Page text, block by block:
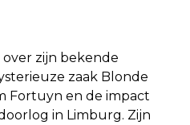
zijn bekende
zaak Blonde
Fortuyn en de impact
in Limburg. Zijn